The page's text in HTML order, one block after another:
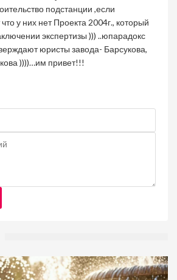
подстанции ,если
у них нет Проекта 2004г., который
экспертизы ))) ..юпарадокс
юристы завода- Барсукова,
))))…им привет!!!